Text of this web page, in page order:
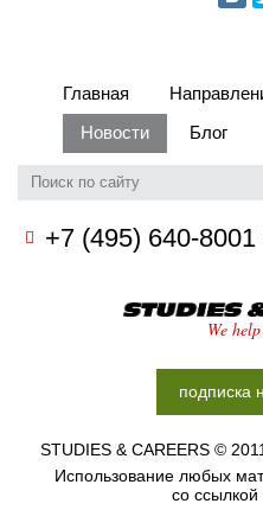
Главная
Новости
Блог
+7 (495) 640-8001
We
подписка
STUDIES & CAREERS ©
Использование любых
со ссылкой